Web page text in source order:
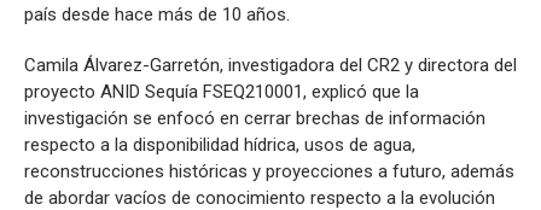
país desde hace más de 10 años.
Camila Álvarez-Garretón, investigadora del CR2 y directora del
proyecto ANID Sequía FSEQ210001, explicó que la
investigación se enfocó en cerrar brechas de información
respecto a la disponibilidad hídrica, usos de agua,
reconstrucciones históricas y proyecciones a futuro, además
de abordar vacíos de conocimiento respecto a la evolución